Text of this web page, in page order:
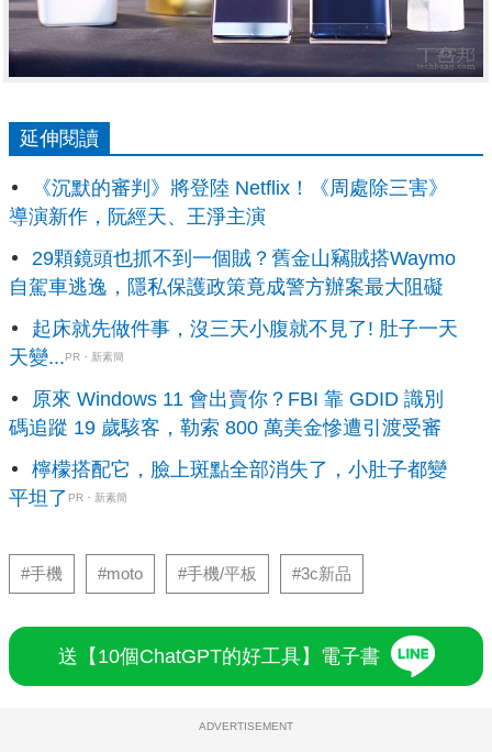
延伸閱讀
《沉默的審判》將登陸 Netflix！《周處除三害》
導演新作，阮經天、王淨主演
29顆鏡頭也抓不到一個賊？舊金山竊賊搭Waymo
自駕車逃逸，隱私保護政策竟成警方辦案最大阻礙
起床就先做件事，沒三天小腹就不見了! 肚子一天
天變...PR・新素簡
原來 Windows 11 會出賣你？FBI 靠 GDID 識別
碼追蹤 19 歲駭客，勒索 800 萬美金慘遭引渡受審
檸檬搭配它，臉上斑點全部消失了，小肚子都變
平坦了 PR・新素簡
#手機 #moto #手機/平板 #3c新品
送【10個ChatGPT的好工具】電子書
ADVERTISEMENT